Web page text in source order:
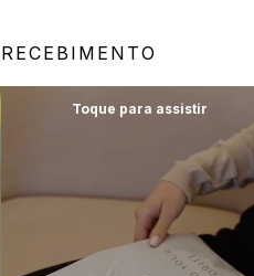
RECEBIMENTO